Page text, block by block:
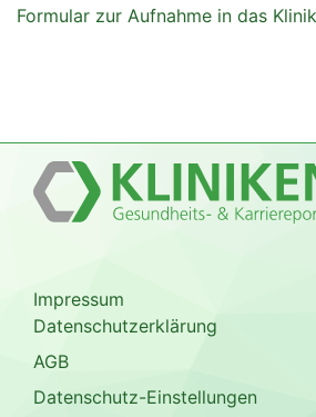
Formular zur Aufnahme in das
Impressum
Datenschutzerklärung
AGB
Datenschutz-Einstellungen